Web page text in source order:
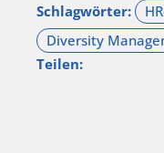
Schlagwörter:
Teilen: